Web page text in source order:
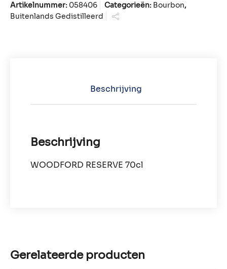
Artikelnummer: 058406 Categorieën: Bourbon,
Buitenlands Gedistilleerd
Beschrijving
Beschrijving
WOODFORD RESERVE 70cl
Gerelateerde producten